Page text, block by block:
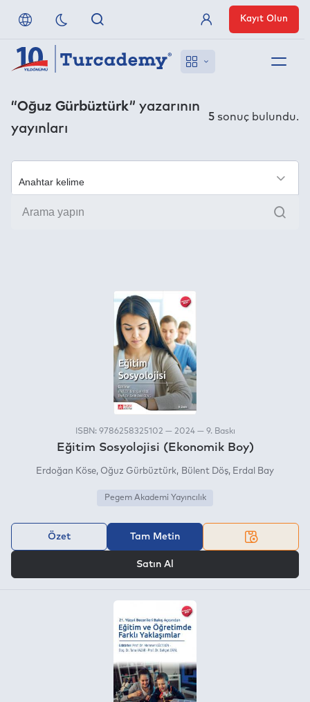
Referanslarımız
Uzaktan Erişim
Nasıl Erişirim
Üye Girişi
Kayıt Olun
“Oğuz Gürbüztürk” yazarının
yayınları
5 sonuç bulundu.
Ara
ISBN: 9786258325102 — 2024 — 9. Baskı
Eğitim Sosyolojisi (Ekonomik Boy)
Erdoğan Köse Oğuz Gürbüztürk Bülent Döş Erdal Bay
Pegem Akademi Yayıncılık
Özet Tam Metin
Satın Al